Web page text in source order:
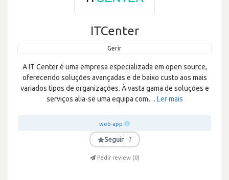
ITCenter
Gerir
A IT Center é uma empresa especializada em open source,
oferecendo soluções avançadas e de baixo custo aos mais
variados tipos de organizações. À vasta gama de soluções e
serviços alia-se uma equipa com… Ler mais
web-app
★Seguir 7
Pedir review (0)